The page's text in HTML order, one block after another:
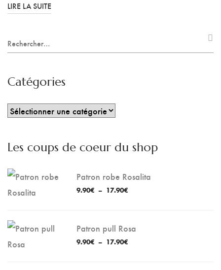
LIRE LA SUITE
Recherche
pour
Catégories
Catégories
Les coups de coeur du shop
Patron robe Rosalita
9.90€ – 17.90€Plage
à
17.90€
Patron pull Rosa
9.90€ – 17.90€Plage